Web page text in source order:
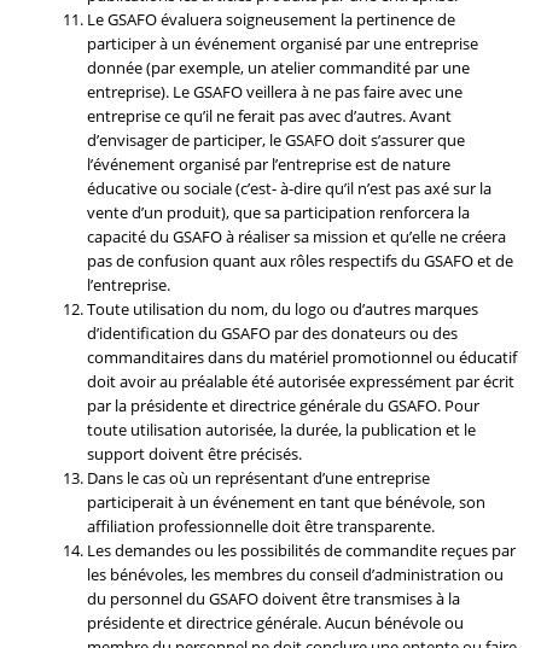
Le GSAFO évaluera soigneusement la pertinence de
participer à un événement organisé par une entreprise
donnée (par exemple, un atelier commandité par une
entreprise). Le GSAFO veillera à ne pas faire avec une
entreprise ce qu’il ne ferait pas avec d’autres. Avant
d’envisager de participer, le GSAFO doit s’assurer que
l’événement organisé par l’entreprise est de nature
éducative ou sociale (c’est- à-dire qu’il n’est pas axé sur la
vente d’un produit), que sa participation renforcera la
capacité du GSAFO à réaliser sa mission et qu’elle ne créera
pas de confusion quant aux rôles respectifs du GSAFO et de
l’entreprise.
Toute utilisation du nom, du logo ou d’autres marques
d’identification du GSAFO par des donateurs ou des
commanditaires dans du matériel promotionnel ou éducatif
doit avoir au préalable été autorisée expressément par écrit
par la présidente et directrice générale du GSAFO. Pour
toute utilisation autorisée, la durée, la publication et le
support doivent être précisés.
Dans le cas où un représentant d’une entreprise
participerait à un événement en tant que bénévole, son
affiliation professionnelle doit être transparente.
Les demandes ou les possibilités de commandite reçues par
les bénévoles, les membres du conseil d’administration ou
du personnel du GSAFO doivent être transmises à la
présidente et directrice générale. Aucun bénévole ou